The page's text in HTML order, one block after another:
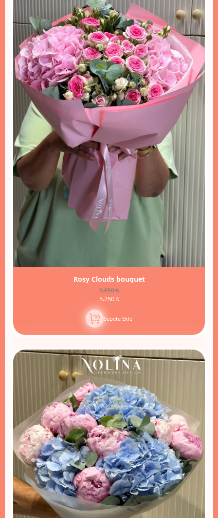
Rosy Clouds bouquet
5.850 ₺
5.250 ₺
Sepete Ekle